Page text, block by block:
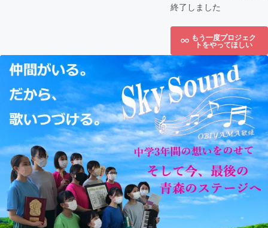
終了しました
もう一度プロジェク
トをやってほしい